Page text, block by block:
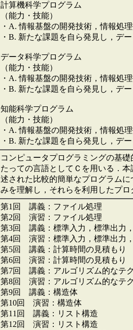
計算機科学プログラム
（能力・技能）
・A. 情報基盤の開発技術，情報処
・B. 新たな課題を自ら発見し，デ
データ科学プログラム
（能力・技能）
・A. 情報基盤の開発技術，情報処
・B. 新たな課題を自ら発見し，デ
知能科学プログラム
（能力・技能）
・A. 情報基盤の開発技術，情報処
・B. 新たな課題を自ら発見し，デ
コンピュータプログラミングの基
たっての言語としてＣを用いる．
述された比較的簡単なプログラム
みを理解し，それらを利用したプ
第1回 講義：ファイル処理
第2回 演習：ファイル処理
第3回 講義：標準入力，標準出力
第4回 演習：標準入力，標準出力
第5回 講義：計算時間の見積もり
第6回 演習：計算時間の見積もり
第7回 講義：アルゴリズム的なテ
第8回 演習：アルゴリズム的なテ
第9回 講義：構造体
第10回 演習：構造体
第11回 講義：リスト構造
第12回 演習：リスト構造